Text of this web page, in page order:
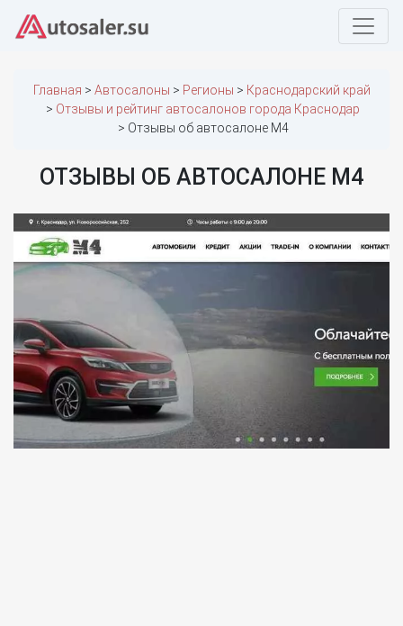
Главная Автосалоны Регионы
Краснодарский край
Отзывы и рейтинг автосалонов города Краснодар
Отзывы об автосалоне М4
ОТЗЫВЫ ОБ АВТОСАЛОНЕ М4